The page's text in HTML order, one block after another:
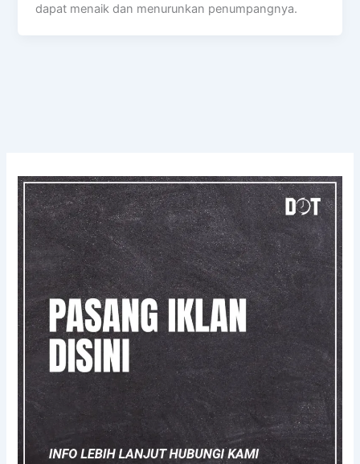
dapat menaik dan menurunkan penumpangnya.